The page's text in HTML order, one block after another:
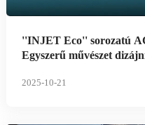
''INJET Eco'' sorozatú
Egyszerű művészet
2025-10-21